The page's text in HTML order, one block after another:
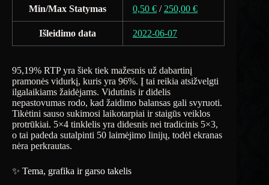
Min/Max Statymas 0,50 € / 250,00 €
Išleidimo data 2022-06-07
95,19% RTP yra šiek tiek mažesnis už dabartinį
pramonės vidurkį, kuris yra 96%. Į tai reikia atsižvelgti
ilgalaikiams žaidėjams. Vidutinis ir didelis
nepastovumas rodo, kad žaidimo balansas gali svyruoti.
Tikėtini sauso sukimosi laikotarpiai ir staigūs veiklos
protrūkiai. 5×4 tinklelis yra didesnis nei tradicinis 5×3,
o tai padeda sutalpinti 50 laimėjimo linijų, todėl ekranas
nėra perkrautas.
✨ Tema, grafika ir garso takelis